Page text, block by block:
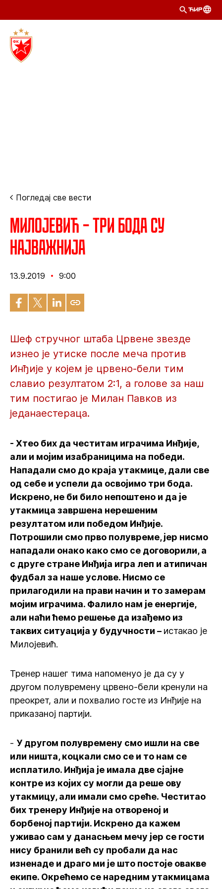
ЋИР
Погледај све вести
Милојевић – Три бода су
најважнија
13.9.2019 9:00
Шеф стручног штаба Црвене звезде
изнео је утиске после меча против
Инђије у којем је црвено-бели тим
славио резултатом 2:1, а голове за наш
тим постигао је Милан Павков из
једанаестераца.
- Хтео бих да честитам играчима Инђије,
али и мојим изабраницима на победи.
Нападали смо до краја утакмице, дали све
од себе и успели да освојимо три бода.
Искрено, не би било непоштено и да је
утакмица завршена нерешеним
резултатом или победом Инђије.
Потрошили смо прво полувреме, јер нисмо
нападали онако како смо се договорили, а
с друге стране Инђија игра леп и атипичан
фудбал за наше услове. Нисмо се
прилагодили на прави начин и то замерам
мојим играчима. Фалило нам је енергије,
али наћи ћемо решење да изађемо из
таквих ситуација у будучности – истакао је
Милојевић.
Тренер нашег тима напоменуо је да су у
другом полувремену црвено-бели кренули на
преокрет, али и похвалио госте из Инђије на
приказаној партији.
- У другом полувремену смо ишли на све
или ништа, коцкали смо се и то нам се
исплатило. Инђија је имала две сјајне
контре из којих су могли да реше ову
утакмицу, али имали смо среће. Честитао
бих тренеру Инђије на отвореној и
борбеној партији. Искрено да кажем
уживао сам у данасњем мечу јер се гости
нису бранили већ су пробали да нас
изненаде и драго ми је што постоје овакве
екипе. Окрећемо се наредним утакмицама